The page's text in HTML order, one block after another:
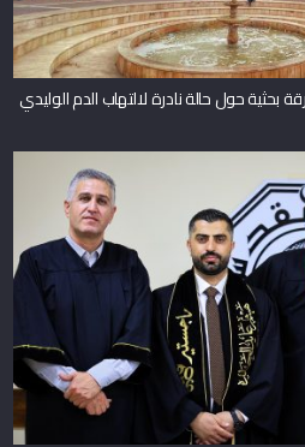
حول حالة نادرة لالتهاب الدم الوليدي